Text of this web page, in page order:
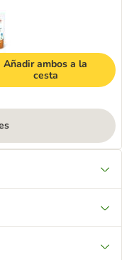
Añadir ambos a la
cesta